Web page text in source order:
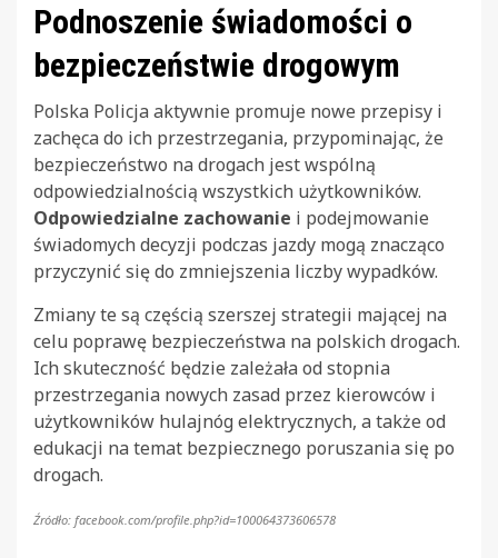
Podnoszenie świadomości o
bezpieczeństwie drogowym
Polska Policja aktywnie promuje nowe przepisy i
zachęca do ich przestrzegania, przypominając, że
bezpieczeństwo na drogach jest wspólną
odpowiedzialnością wszystkich użytkowników.
Odpowiedzialne zachowanie i podejmowanie
świadomych decyzji podczas jazdy mogą znacząco
przyczynić się do zmniejszenia liczby wypadków.
Zmiany te są częścią szerszej strategii mającej na
celu poprawę bezpieczeństwa na polskich drogach.
Ich skuteczność będzie zależała od stopnia
przestrzegania nowych zasad przez kierowców i
użytkowników hulajnóg elektrycznych, a także od
edukacji na temat bezpiecznego poruszania się po
drogach.
Źródło: facebook.com/profile.php?id=100064373606578